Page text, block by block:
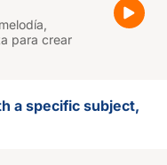
para crear
a specific subject,